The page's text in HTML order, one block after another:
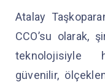
Atalay
CCO’su olarak,
teknolojisiyle
güvenilir,